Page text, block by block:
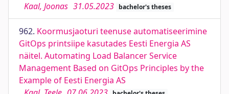
Kaal, Joonas 31.05.2023 bachelor's theses
962. Koormusjaoturi teenuse automatiseerimine
GitOps printsiipe kasutades Eesti Energia AS
näitel. Automating Load Balancer Service
Management Based on GitOps Principles by the
Example of Eesti Energia AS